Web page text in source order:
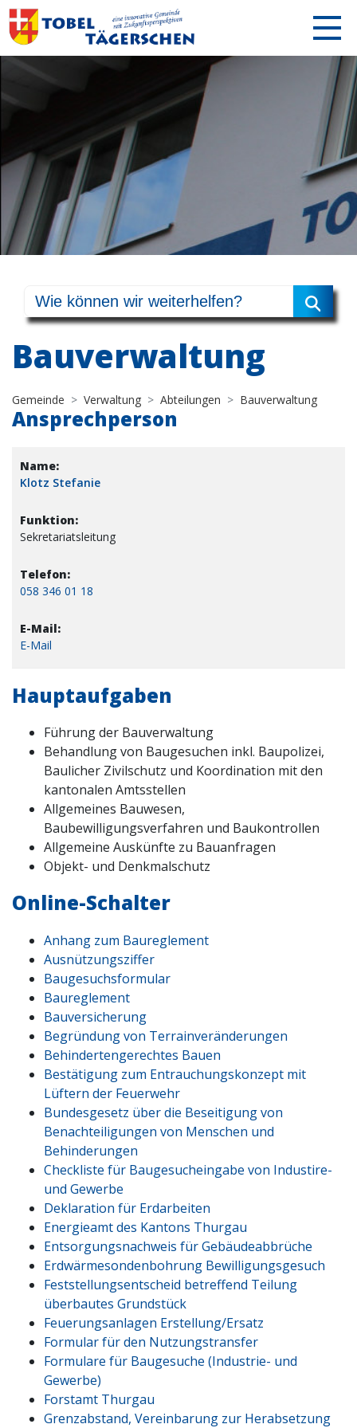
Bauverwaltung
Gemeinde Verwaltung Abteilungen Bauverwaltung
Ansprechperson
Klotz Stefanie
Sekretariatsleitung
058 346 01 18
E-Mail
Hauptaufgaben
Führung der Bauverwaltung
Behandlung von Baugesuchen inkl. Baupolizei,
Baulicher Zivilschutz und Koordination mit den
kantonalen Amtsstellen
Allgemeines Bauwesen,
Baubewilligungsverfahren und Baukontrollen
Allgemeine Auskünfte zu Bauanfragen
Objekt- und Denkmalschutz
Online-Schalter
Anhang zum Baureglement
Ausnützungsziffer
Baugesuchsformular
Baureglement
Bauversicherung
Begründung von Terrainveränderungen
Behindertengerechtes Bauen
Bestätigung zum Entrauchungskonzept mit
Lüftern der Feuerwehr
Bundesgesetz über die Beseitigung von
Benachteiligungen von Menschen und
Behinderungen
Checkliste für Baugesucheingabe von Industire-
und Gewerbe
Deklaration für Erdarbeiten
Energieamt des Kantons Thurgau
Entsorgungsnachweis für Gebäudeabbrüche
Erdwärmesondenbohrung Bewilligungsgesuch
Feststellungsentscheid betreffend Teilung
überbautes Grundstück
Feuerungsanlagen Erstellung/Ersatz
Formular für den Nutzungstransfer
Formulare für Baugesuche (Industrie- und
Gewerbe)
Forstamt Thurgau
Grenzabstand, Vereinbarung zur Herabsetzung